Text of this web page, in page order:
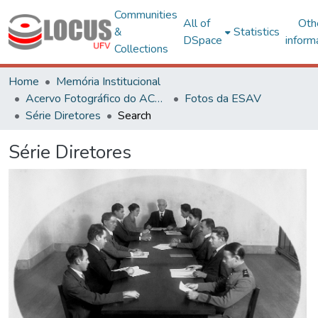
Communities
&
Collections
All of
DSpace
Statistics
Home
Memória Institucional
Acervo Fotográfico do ACH-UFV
Fotos da ESAV
Série Diretores
Search
Série Diretores